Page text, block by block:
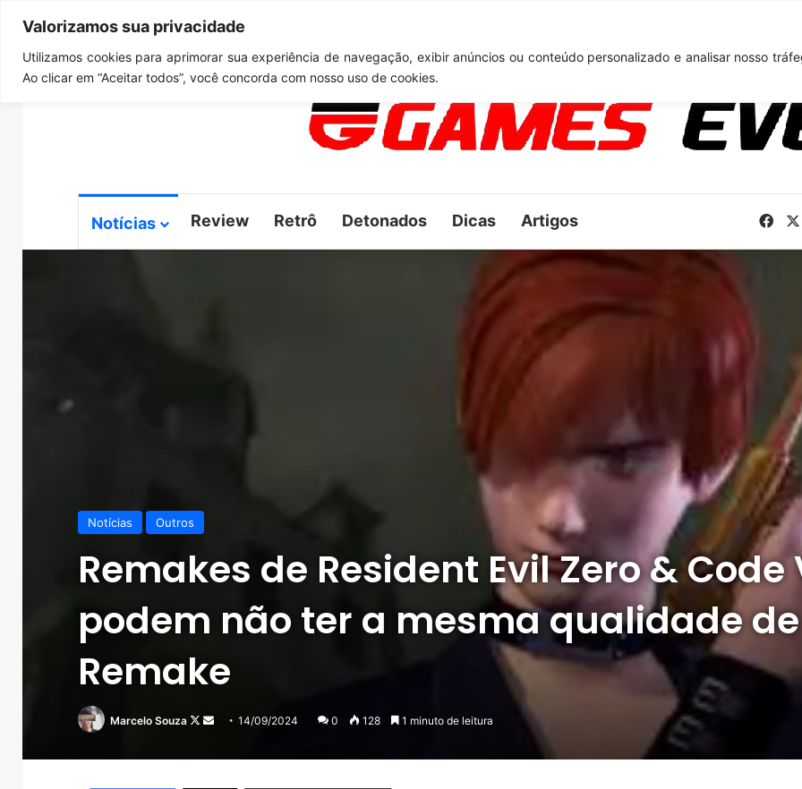
Valorizamos sua privacidade
Utilizamos cookies para aprimorar sua experiência de navegação, exibir anúncios ou conteúdo personalizado e analisar nosso
Ao clicar em “Aceitar todos”, você concorda com nosso uso de cookies.
sábado, agosto 8 2026
Notícias Review Retrô Detonados Dicas Artigos
Notícias Outros
Remakes de Resident Evil Zero &
podem não ter a mesma qualidade de
Remake
Marcelo Souza
Follow
X
Mande
e-
14/09/2024 0 128 1 minuto de leitura